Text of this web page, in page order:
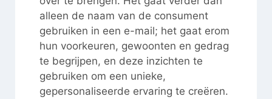
alleen de naam van de consument
gebruiken in een e-mail; het gaat erom
hun voorkeuren, gewoonten en gedrag
te begrijpen, en deze inzichten te
gebruiken om een unieke,
gepersonaliseerde ervaring te creëren.